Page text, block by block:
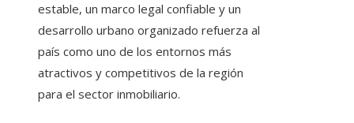
estable, un marco legal confiable y un
desarrollo urbano organizado refuerza al
país como uno de los entornos más
atractivos y competitivos de la región
para el sector inmobiliario.